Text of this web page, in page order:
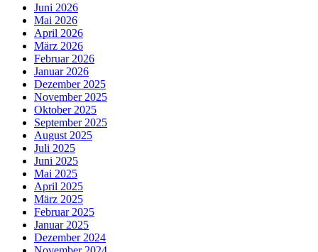
Juni 2026
Mai 2026
April 2026
März 2026
Februar 2026
Januar 2026
Dezember 2025
November 2025
Oktober 2025
September 2025
August 2025
Juli 2025
Juni 2025
Mai 2025
April 2025
März 2025
Februar 2025
Januar 2025
Dezember 2024